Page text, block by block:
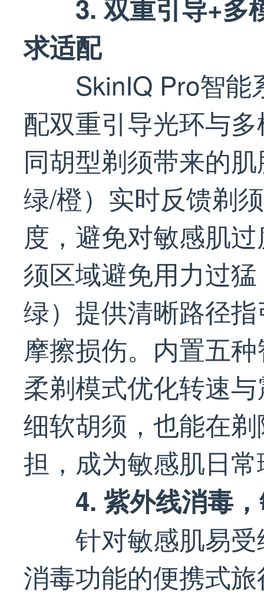
3. 双重引导+多
求适配
SkinIQ Pro智
配双重引导光环与
同胡型剃须带来的
绿/橙）实时反馈剃
度，避免对敏感肌
须区域避免用力过
绿）提供清晰路径
摩擦损伤。内置五
柔剃模式优化转速
细软胡须，也能在
担，成为敏感肌日
4. 紫外线消毒
针对敏感肌易
消毒功能的便携式